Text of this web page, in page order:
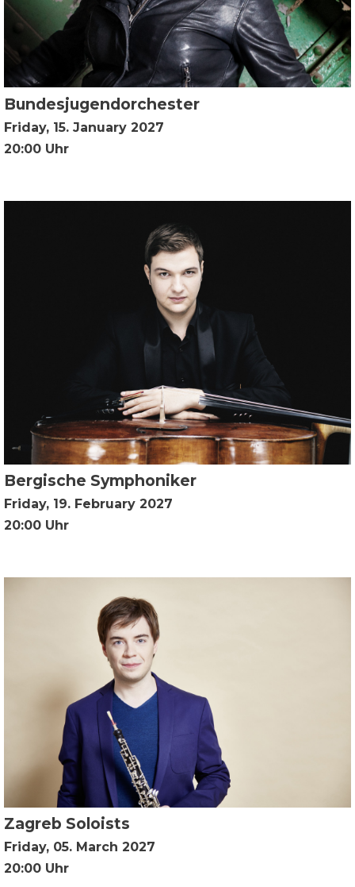
Bundesjugendorchester
Friday, 15. January 2027
20:00 Uhr
Bergische Symphoniker
Friday, 19. February 2027
20:00 Uhr
Zagreb Soloists
Friday, 05. March 2027
20:00 Uhr